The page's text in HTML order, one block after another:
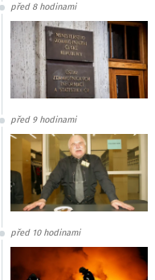
před 8 hodinami
před 9 hodinami
před 10 hodinami